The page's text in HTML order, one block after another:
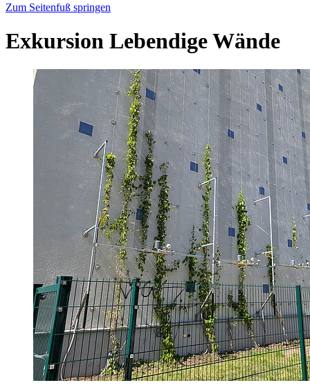
Zum Seitenfuß springen
Exkursion Lebendige Wände